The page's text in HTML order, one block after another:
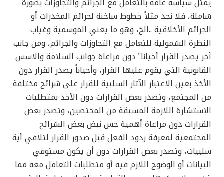
شاملة، فلا نجد مثلاً خطوط ساخنة لجرائم المخدرات أو
الجرائم الأخلاقية ..الخ، وهو ما يعني الموسمية وغياب
النظرة الشمولية للتعامل مع التجاوزات والجرائم، ومن جانب
آخر يصدر القرار أحيانا ً دون مراعاة جوانب السلامة والاسس
القانونية التي يقوم عليها القرار، وأحياناً يصدر القرار دون
الأخذ بعين الاعتبار الآثار السلبية للقرار على شرائح مختلفة
من المجتمع، وتصدر بعض القرارات دون الأخذ بمتطلبات
الاستشارة اللازمة المسبقة من المختصين، وتصدر بعض
القرارات دون مراعاة أهمية جس نبض بعض الشرائح
المجتمعية لمعرفة ردود الفعل قبل صدور القرار لتلافي أية
سلبيات، وتصدر بعض القرارات دون أن يكون مستوفي
البيانات أو الوضوح اللازم فيه أو متطلبات التعامل معه مما